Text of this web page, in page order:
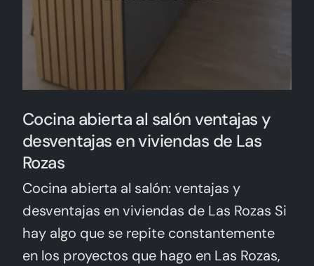
Cocina abierta al salón ventajas y
desventajas en viviendas de Las
Rozas
Cocina abierta al salón: ventajas y
desventajas en viviendas de Las Rozas Si
hay algo que se repite constantemente
en los proyectos que hago en Las Rozas,